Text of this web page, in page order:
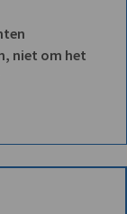
niet om het